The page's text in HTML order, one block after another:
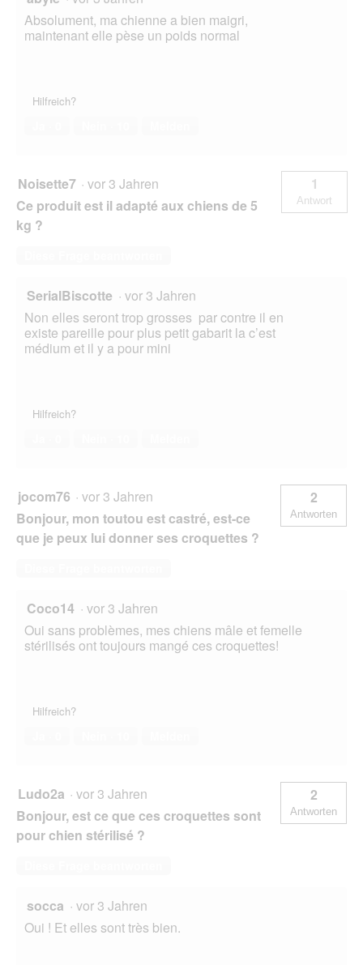
Absolument, ma chienne a bien maigri,
maintenant elle pèse un poids normal
Hilfreich?
Noisette7 · vor 3 Jahren
Ce produit est il adapté aux chiens de 5
kg ?
1
Antwort
SerialBiscotte · vor 3 Jahren
Non elles seront trop grosses par contre il en
existe pareille pour plus petit gabarit la c’est
médium et il y a pour mini
Hilfreich?
jocom76 · vor 3 Jahren
Bonjour, mon toutou est castré, est-ce
que je peux lui donner ses croquettes ?
2
Antworten
Coco14 · vor 3 Jahren
Oui sans problèmes, mes chiens mâle et femelle
stérilisés ont toujours mangé ces croquettes!
Hilfreich?
Ludo2a · vor 3 Jahren
Bonjour, est ce que ces croquettes sont
pour chien stérilisé ?
2
Antworten
socca · vor 3 Jahren
Oui ! Et elles sont très bien.